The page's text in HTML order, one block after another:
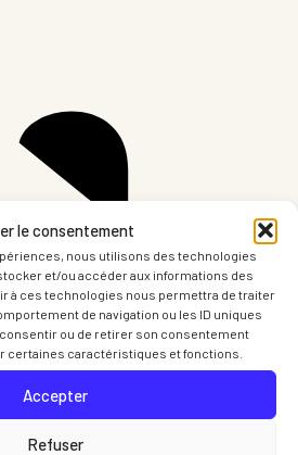
le consentement
nous utilisons des technologies
et/ou accéder aux informations des
à ces technologies nous permettra de traiter
de navigation ou les ID uniques
consentir ou de retirer son consentement
certaines caractéristiques et fonctions.
Accepter
Refuser